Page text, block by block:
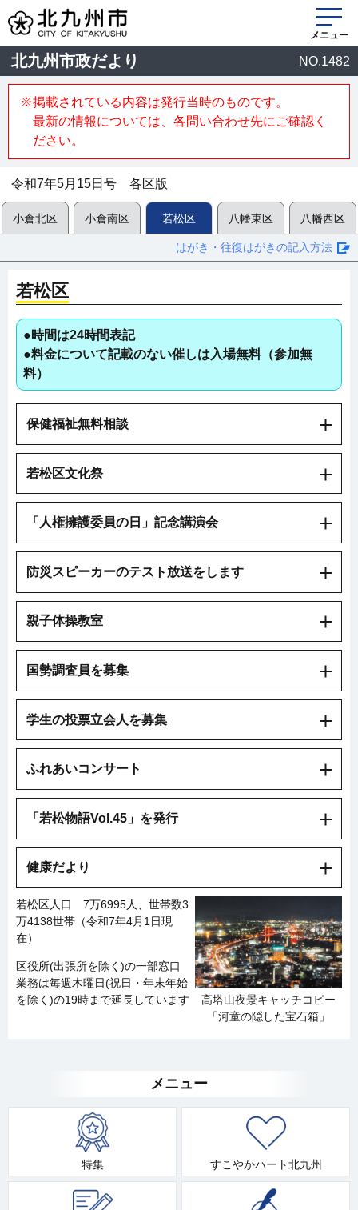
メニュー
北九州市政だより NO.1482
※掲載されている内容は発行当時のものです。
最新の情報については、各問い合わせ先にご確認く
ださい。
令和7年5月15日号 各区版
小倉北区 小倉南区 若松区 八幡東区 八幡西区
はがき・往復はがきの記入方法
若松区
●時間は24時間表記
●料金について記載のない催しは入場無料（参加無
料）
保健福祉無料相談
若松区文化祭
「人権擁護委員の日」記念講演会
防災スピーカーのテスト放送をします
親子体操教室
国勢調査員を募集
学生の投票立会人を募集
ふれあいコンサート
「若松物語Vol.45」を発行
健康だより
高塔山夜景キャッチコピー
「河童の隠した宝石箱」
若松区人口 7万6995人、世帯数3
万4138世帯（令和7年4月1日現
在）
区役所(出張所を除く)の一部窓口
業務は毎週木曜日(祝日・年末年始
を除く)の19時まで延長しています
メニュー
特集 すこやかハート北九州